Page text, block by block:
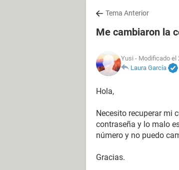
Tema Anterior
Me cambiaron la
Yusi - Modificado el
Laura García
Hola,
Necesito recuperar mi
contraseña y lo malo
número y no puedo
Gracias.